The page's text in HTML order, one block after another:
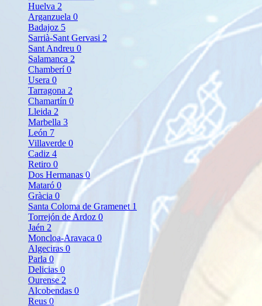
Huelva 2
Arganzuela 0
Badajoz 5
Sarrià-Sant Gervasi 2
Sant Andreu 0
Salamanca 2
Chamberí0
Usera 0
Tarragona 2
Chamartín 0
Lleida 2
Marbella 3
León 7
Villaverde 0
Cadiz 4
Retiro 0
Dos Hermanas0
Mataró 0
Gràcia 0
Santa Coloma de Gramenet 1
Torrejón de Ardoz 0
Jaén 2
Moncloa-Aravaca 0
Algeciras 0
Parla 0
Delicias 0
Ourense 2
Alcobendas 0
Reus 0